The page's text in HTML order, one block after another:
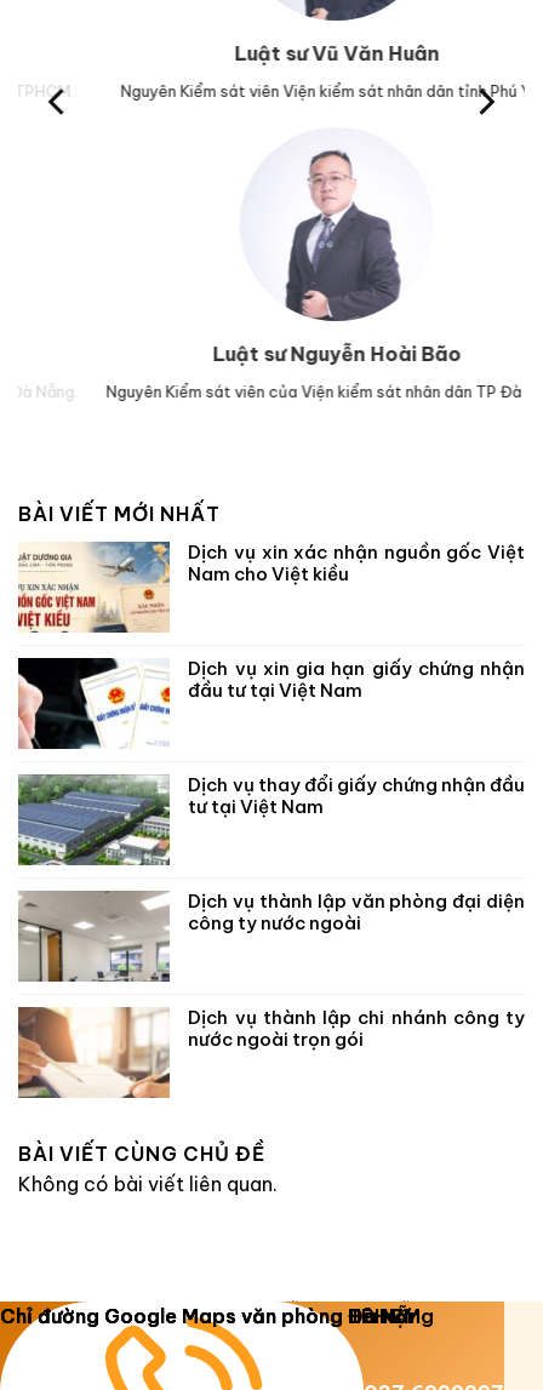
Luật sư Vũ Văn Huân
Nguyên Kiểm sát viên Viện kiểm sát nhân dân tỉnh Phú Yên.
Luật sư Nguyễn Hoài Bão
Nguyên Kiểm sát viên của Viện kiểm sát nhân dân TP Đà Nẵng.
BÀI VIẾT MỚI NHẤT
Dịch vụ xin xác nhận nguồn gốc Việt
Nam cho Việt kiều
Dịch vụ xin gia hạn giấy chứng nhận
đầu tư tại Việt Nam
Dịch vụ thay đổi giấy chứng nhận đầu
tư tại Việt Nam
Dịch vụ thành lập văn phòng đại diện
công ty nước ngoài
Dịch vụ thành lập chi nhánh công ty
nước ngoài trọn gói
BÀI VIẾT CÙNG CHỦ ĐỀ
Không có bài viết liên quan.
Copyright 2026 © Luật Dương Gia